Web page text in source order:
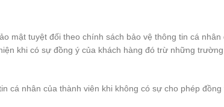
mật tuyệt đối theo chính sách bảo vệ thông tin cá nhân
khi có sự đồng ý của khách hàng đó trừ những
cá nhân của thành viên khi không có sự cho phép đồng